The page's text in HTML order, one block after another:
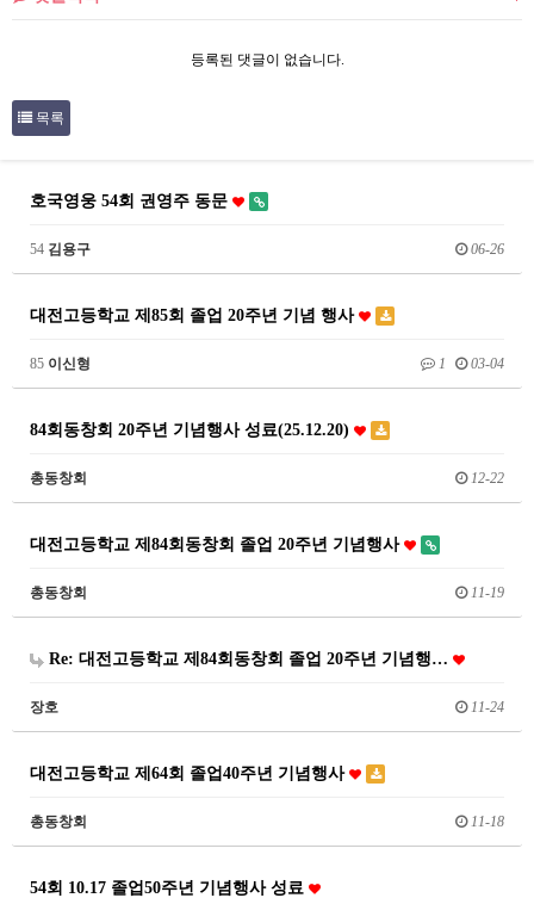
등록된 댓글이 없습니다.
목록
호국영웅 54회 권영주 동문
54 김용구 06-26
대전고등학교 제85회 졸업 20주년 기념 행사
85 이신형 1 03-04
84회동창회 20주년 기념행사 성료(25.12.20)
총동창회 12-22
대전고등학교 제84회동창회 졸업 20주년 기념행사
총동창회 11-19
Re: 대전고등학교 제84회동창회 졸업 20주년 기념행…
장호 11-24
대전고등학교 제64회 졸업40주년 기념행사
총동창회 11-18
54회 10.17 졸업50주년 기념행사 성료